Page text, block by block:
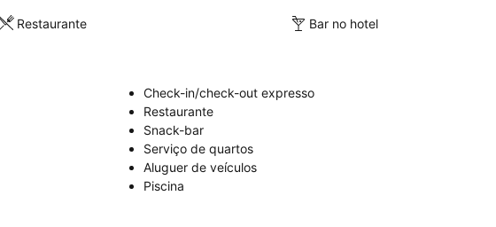
Restaurante
Bar no hotel
Check-in/check-out expresso
Restaurante
Snack-bar
Serviço de quartos
Aluguer de veículos
Piscina